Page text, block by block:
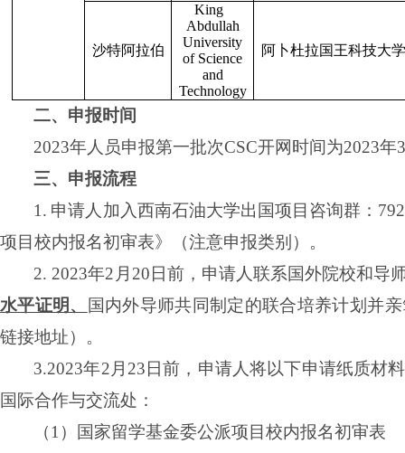
沙特阿拉伯
King
Abdullah
University
of Science
and
Technology
阿卜杜拉国王科技大学
二、申报时间
2023年人员申报第一批次CSC开网时间为2023年
三、申报流程
1. 申请人加入西南石油大学出国项目咨询群：
项目校内报名初审表》（注意申报类别）。
2. 2023年2 月 20 日前，申请人联系国外院校和导
水平证明、
国内外导师共同制定的联合培养计划并
链接地址）。
3.2023年2 月 23 日前，申请人将以下申请纸质材
国际合作与交流处：
（1 ）国家留学基金委公派项目校内报名初审表